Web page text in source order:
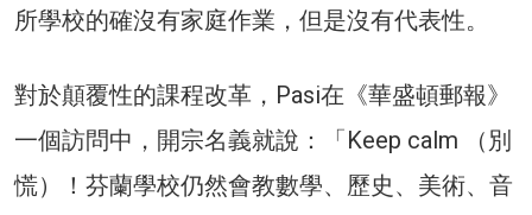
所學校的確沒有家庭作業，但是沒有代表性。
對於顛覆性的課程改革，Pasi在《華盛頓郵報》
一個訪問中，開宗名義就說：「Keep calm （別
慌）！芬蘭學校仍然會教數學、歷史、美術、音